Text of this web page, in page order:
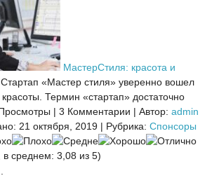
МастерСтиля: красота и
Стартап «Мастер стиля» уверенно вошел
Термин «стартап» достаточно
| 3 Комментарии | Автор: admin
21 октября, 2019 | Рубрика: Спонсоры
в среднем: 3,08 из 5)